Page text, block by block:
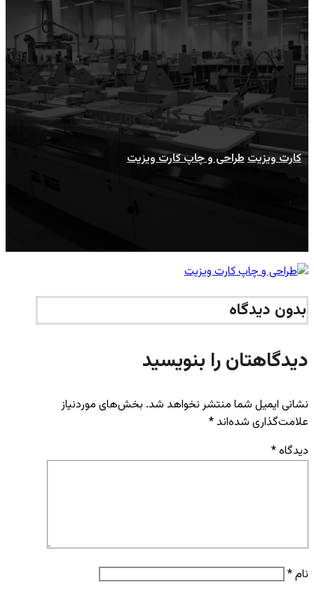
طراحی و چاپ کارت ویزیت
کارت ویزیتطراحی و چاپ کارت ویزیت
بدون دیدگاه
دیدگاهتان را بنویسید
نشانی ایمیل شما منتشر نخواهد شد. بخش‌های موردنیاز
علامت‌گذاری شده‌اند *
دیدگاه*
نام*